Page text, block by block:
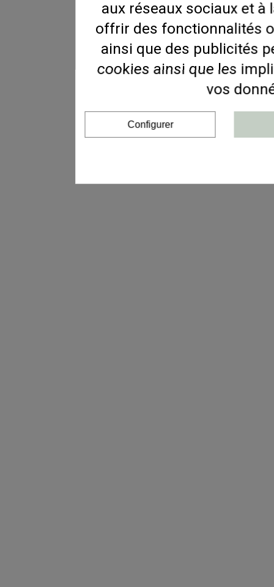
aux réseaux sociaux et
offrir des fonctionnalités
ainsi que des publicités
cookies ainsi que les
vos
Configurer